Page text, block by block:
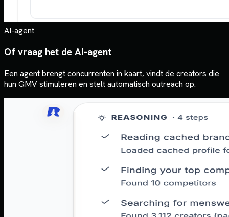
AI-agent
Of vraag het de AI-agent
Een agent brengt concurrenten in kaart, vindt de creators die
hun GMV stimuleren en stelt automatisch outreach op.